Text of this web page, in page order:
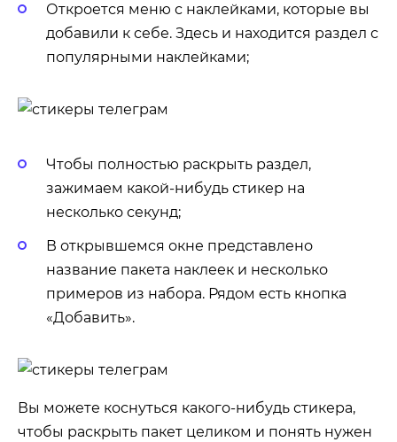
Откроется меню с наклейками, которые вы
добавили к себе. Здесь и находится раздел с
популярными наклейками;
Чтобы полностью раскрыть раздел,
зажимаем какой-нибудь стикер на
несколько секунд;
В открывшемся окне представлено
название пакета наклеек и несколько
примеров из набора. Рядом есть кнопка
«Добавить».
Вы можете коснуться какого-нибудь стикера,
чтобы раскрыть пакет целиком и понять нужен